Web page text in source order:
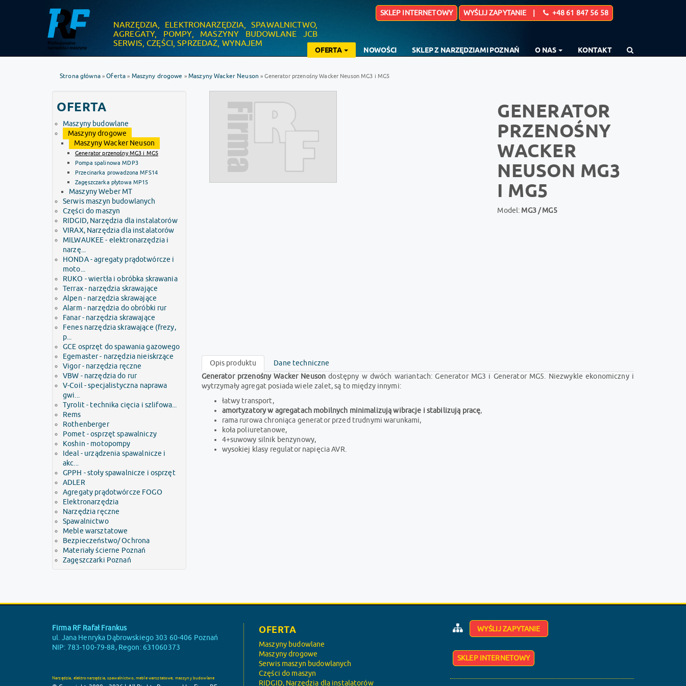
NARZĘDZIA, ELEKTRONARZĘDZIA, SPAWALNICTWO,
AGREGATY, POMPY, MASZYNY BUDOWLANE JCB
SERWIS, CZĘŚCI, SPRZEDAŻ, WYNAJEM
.
OFERTA NOWOŚCI SKLEP Z NARZĘDZIAMI POZNAŃ O NAS KONTAKT
SKLEP INTERNETOWY WYŚLIJ ZAPYTANIE | +48 61 847 56 58
Strona główna»Oferta » Maszyny drogowe »Maszyny Wacker Neuson » Generator przenośny Wacker Neuson MG3 i MG5
OFERTA
Maszyny budowlane
Maszyny drogowe
Maszyny Wacker Neuson
Generator przenośny MG3 i MG5
Pompa spalinowa MDP3
Przecinarka prowadzona MFS14
Zagęszczarka płytowa MP15
Maszyny Weber MT
Serwis maszyn budowlanych
Części do maszyn
RIDGID, Narzędzia dla instalatorów
VIRAX, Narzędzia dla instalatorów
MILWAUKEE - elektronarzędzia i
narzę...
HONDA - agregaty prądotwórcze i
moto...
RUKO - wiertła i obróbka skrawania
Terrax - narzędzia skrawające
Alpen - narzędzia skrawające
Alarm - narzędzia do obróbki rur
Fanar - narzędzia skrawające
Fenes narzędzia skrawające (frezy,
p...
GCE osprzęt do spawania gazowego
Egemaster - narzędzia nieiskrzące
Vigor - narzędzia ręczne
VBW - narzędzia do rur
V-Coil - specjalistyczna naprawa
gwi...
Tyrolit - technika cięcia i szlifowa...
Rems
Rothenberger
Pomet - osprzęt spawalniczy
Koshin - motopompy
Ideal - urządzenia spawalnicze i
akc...
GPPH - stoły spawalnicze i osprzęt
ADLER
Agregaty prądotwórcze FOGO
Elektronarzędzia
Narzędzia ręczne
Spawalnictwo
Meble warsztatowe
Bezpieczeństwo/ Ochrona
Materiały ścierne Poznań
Zagęszczarki Poznań
GENERATOR
PRZENOŚNY
WACKER
NEUSON MG3
I MG5
Model: MG3 / MG5
Opis produktu
Dane techniczne
Generator przenośny Wacker Neuson dostępny w dwóch wariantach: Generator MG3 i Generator MG5. Niezwykle ekonomiczny i
wytrzymały agregat posiada wiele zalet, są to między innymi:
łatwy transport,
amortyzatory w agregatach mobilnych minimalizują wibracje i stabilizują pracę,
rama rurowa chroniąca generator przed trudnymi warunkami,
koła poliuretanowe,
4+suwowy silnik benzynowy,
wysokiej klasy regulator napięcia AVR.
Firma RF Rafał Frankus
ul. Jana Henryka Dąbrowskiego 303 60-406 Poznań
NIP: 783-100-79-88, Regon: 631060373
Narzędzia, elektronarzędzia, spawalnictwo, meble warsztatowe, maszyny budowlane
OFERTA
Maszyny budowlane
Maszyny drogowe
Serwis maszyn budowlanych
Części do maszyn
RIDGID, Narzędzia dla instalatorów
WYŚLIJ ZAPYTANIE
SKLEP INTERNETOWY